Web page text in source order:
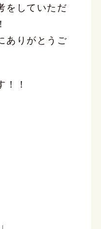
をしていただ
ありがとうご
！！